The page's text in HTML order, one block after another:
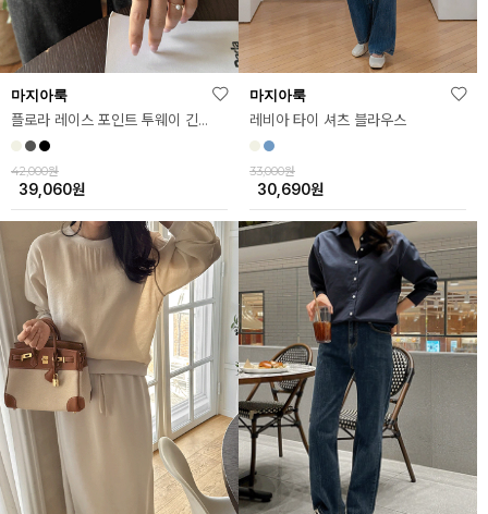
마지아룩
플로라 레이스 포인트 투웨이 긴팔티
42,000원
39,060원
마지아룩
레비아 타이 셔츠 블라우스
33,000원
30,690원